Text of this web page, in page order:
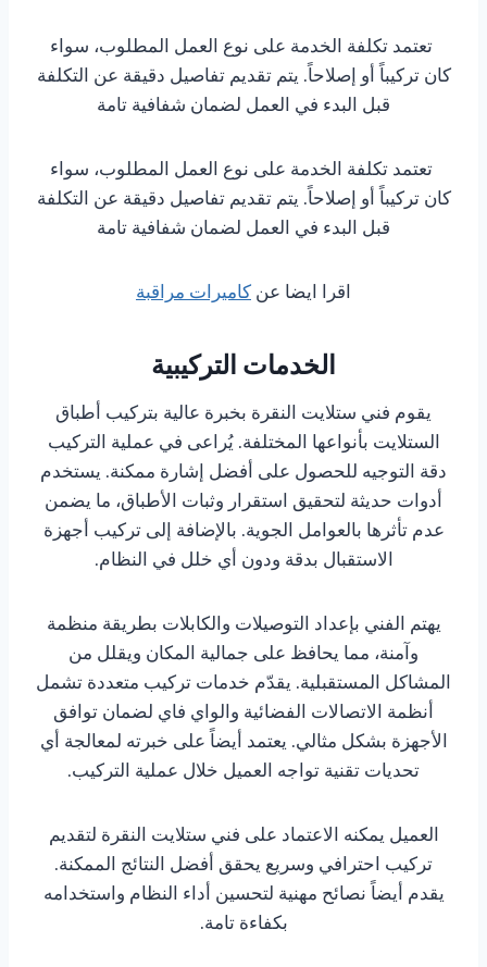
تعتمد تكلفة الخدمة على نوع العمل المطلوب، سواء
كان تركيباً أو إصلاحاً. يتم تقديم تفاصيل دقيقة عن التكلفة
قبل البدء في العمل لضمان شفافية تامة
تعتمد تكلفة الخدمة على نوع العمل المطلوب، سواء
كان تركيباً أو إصلاحاً. يتم تقديم تفاصيل دقيقة عن التكلفة
قبل البدء في العمل لضمان شفافية تامة
اقرا ايضا عنكاميرات مراقبة
الخدمات التركيبية
يقوم فني ستلايت النقرة بخبرة عالية بتركيب أطباق
الستلايت بأنواعها المختلفة. يُراعى في عملية التركيب
دقة التوجيه للحصول على أفضل إشارة ممكنة. يستخدم
أدوات حديثة لتحقيق استقرار وثبات الأطباق، ما يضمن
عدم تأثرها بالعوامل الجوية. بالإضافة إلى تركيب أجهزة
الاستقبال بدقة ودون أي خلل في النظام.
يهتم الفني بإعداد التوصيلات والكابلات بطريقة منظمة
وآمنة، مما يحافظ على جمالية المكان ويقلل من
المشاكل المستقبلية. يقدّم خدمات تركيب متعددة تشمل
أنظمة الاتصالات الفضائية والواي فاي لضمان توافق
الأجهزة بشكل مثالي. يعتمد أيضاً على خبرته لمعالجة أي
تحديات تقنية تواجه العميل خلال عملية التركيب.
العميل يمكنه الاعتماد على فني ستلايت النقرة لتقديم
تركيب احترافي وسريع يحقق أفضل النتائج الممكنة.
يقدم أيضاً نصائح مهنية لتحسين أداء النظام واستخدامه
بكفاءة تامة.